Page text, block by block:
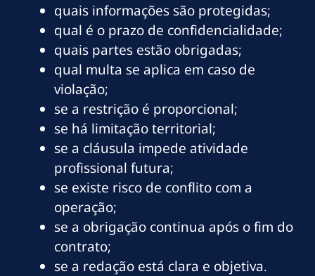
quais informações são protegidas;
qual é o prazo de confidencialidade;
quais partes estão obrigadas;
qual multa se aplica em caso de
violação;
se a restrição é proporcional;
se há limitação territorial;
se a cláusula impede atividade
profissional futura;
se existe risco de conflito com a
operação;
se a obrigação continua após o fim do
contrato;
se a redação está clara e objetiva.